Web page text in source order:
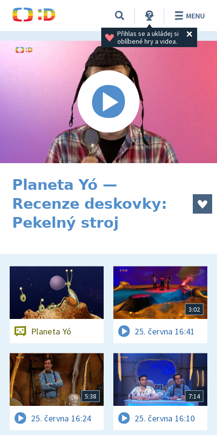
Přihlas se a ukládej si
oblíbené hry a videa.
MENU
Planeta Yó —
Recenze deskovky:
Pekelný stroj
Planeta Yó
3:02
25. června 16:41
5:38
25. června 16:24
7:14
25. června 16:10